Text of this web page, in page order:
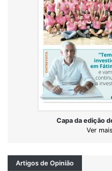
Capa da edição
Ver
Artigos de Opinião